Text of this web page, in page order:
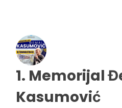
1. Memorijal
Kasumović